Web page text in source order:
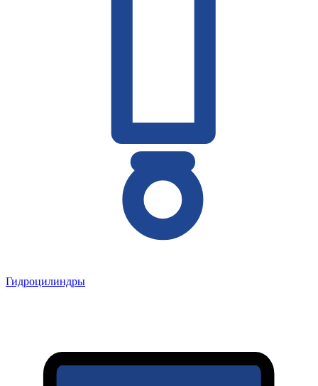
Гидроцилиндры